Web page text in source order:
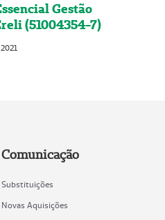
Gestão
(51004354-7)
Comunicação
Substituições
Novas Aquisições